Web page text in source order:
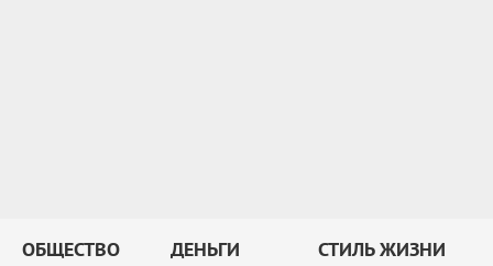
ОБЩЕСТВО ДЕНЬГИ СТИЛЬ ЖИЗНИ